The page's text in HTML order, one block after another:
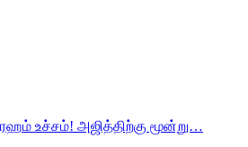
உச்சம்! அஜித்திற்கு மூன்று…